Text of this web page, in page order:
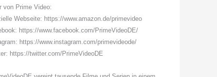
von Prime Video:
Webseite: https://www.amazon.de/primevideo
https://www.facebook.com/PrimeVideoDE/
https://www.instagram.com/primevideode/
https://twitter.com/PrimeVideoDE